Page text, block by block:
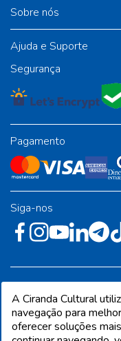
Sobre nós
Ajuda e Suporte
Segurança
Pagamento
Siga-nos
Industrial -
A Ciranda Cultural
navegação para
oferecer soluções